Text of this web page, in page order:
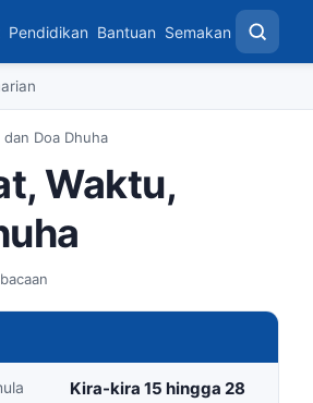
Pendidikan Bantuan Semakan
Doa Dhuha
Waktu,
Kira-kira 15 hingga 28